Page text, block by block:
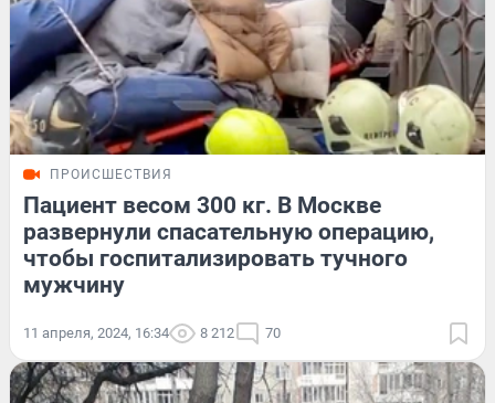
ПРОИСШЕСТВИЯ
Пациент весом 300 кг. В Москве
развернули спасательную операцию,
чтобы госпитализировать тучного
мужчину
11 апреля, 2024, 16:34 8 212 70